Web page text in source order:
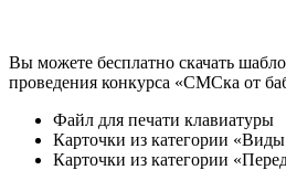
Вы можете бесплатно скачать
проведения конкурса «СМСка от
Файл для печати клавиатуры
Карточки из категории «Виды
Карточки из категории